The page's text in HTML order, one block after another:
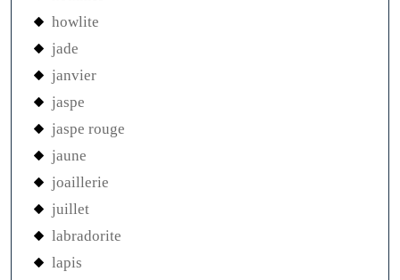
howlite
jade
janvier
jaspe
jaspe rouge
jaune
joaillerie
juillet
labradorite
lapis